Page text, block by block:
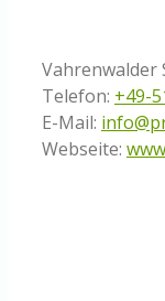
Vahrenwalder
Telefon: +49-
E-Mail:
Webseite: